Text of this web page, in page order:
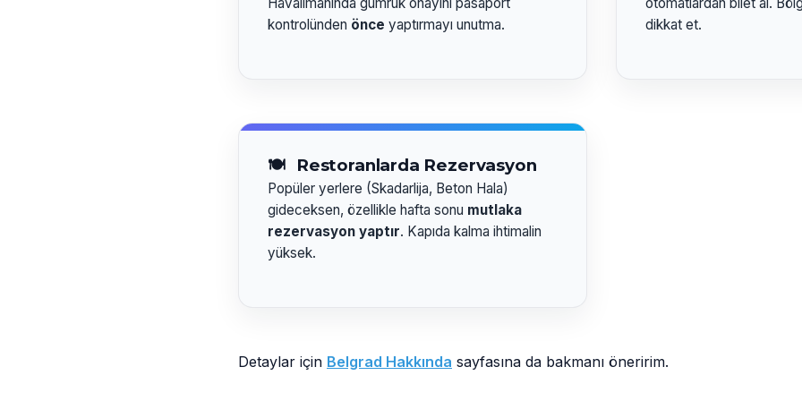
kontrolünden önce yaptırmayı unutma.
dikkat et.
🍽️ Restoranlarda Rezervasyon
Popüler yerlere (Skadarlija, Beton Hala)
gideceksen, özellikle hafta sonu mutlaka
rezervasyon yaptır. Kapıda kalma ihtimalin
yüksek.
Detaylar için Belgrad Hakkında sayfasına da bakmanı öneririm.